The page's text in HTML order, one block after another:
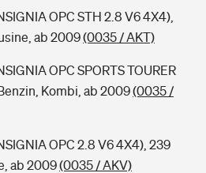
OPC STH 2.8 V6 4X4),
ab 2009(0035 / AKT)
OPC SPORTS TOURER
Kombi, ab 2009(0035 /
OPC 2.8 V6 4X4), 239
ab 2009(0035 / AKV)